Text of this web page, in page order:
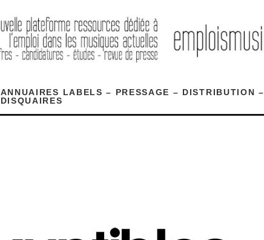
ANNUAIRES LABELS – PRESSAGE – DISTRIBUTION –
DISQUAIRES